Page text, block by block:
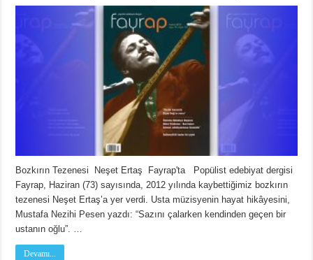
Bozkırın Tezenesi Neşet Ertaş Fayrap'ta Popülist edebiyat dergisi
Fayrap, Haziran (73) sayısında, 2012 yılında kaybettiğimiz bozkırın
tezenesi Neşet Ertaş’a yer verdi. Usta müzisyenin hayat hikâyesini,
Mustafa Nezihi Pesen yazdı: “Sazını çalarken kendinden geçen bir
ustanın oğlu”. …
Devamı...